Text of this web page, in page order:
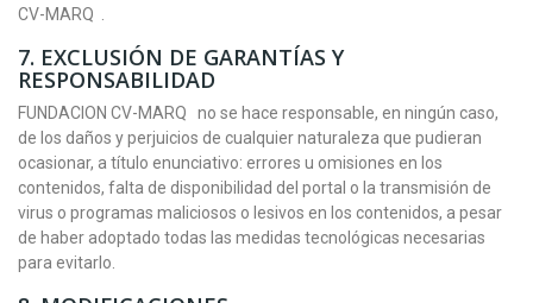
CV-MARQ .
7. EXCLUSIÓN DE GARANTÍAS Y
RESPONSABILIDAD
FUNDACION CV-MARQ no se hace responsable, en ningún caso,
de los daños y perjuicios de cualquier naturaleza que pudieran
ocasionar, a título enunciativo: errores u omisiones en los
contenidos, falta de disponibilidad del portal o la transmisión de
virus o programas maliciosos o lesivos en los contenidos, a pesar
de haber adoptado todas las medidas tecnológicas necesarias
para evitarlo.